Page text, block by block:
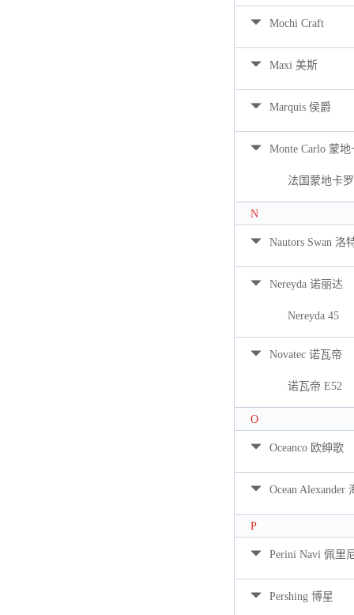
Mochi Craft
Maxi 美斯
Marquis 侯爵
Monte Carlo 蒙地
法国蒙地卡
N
Nautors Swan 洛
Nereyda 诺丽达
Nereyda 45
Novatec 诺瓦帝
诺瓦帝 E52
O
Oceanco 欧绅歌
Ocean Alexander
P
Perini Navi 佩里
Pershing 博星